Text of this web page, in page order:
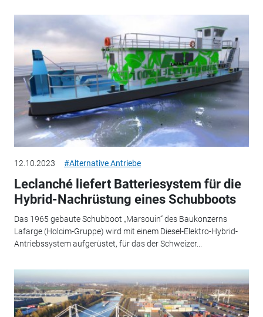
12.10.2023 #Alternative Antriebe
Leclanché liefert Batteriesystem für die
Hybrid-Nachrüstung eines Schubboots
Das 1965 gebaute Schubboot „Marsouin“ des Baukonzerns
Lafarge (Holcim-Gruppe) wird mit einem Diesel-Elektro-Hybrid-
Antriebssystem aufgerüstet, für das der Schweizer...